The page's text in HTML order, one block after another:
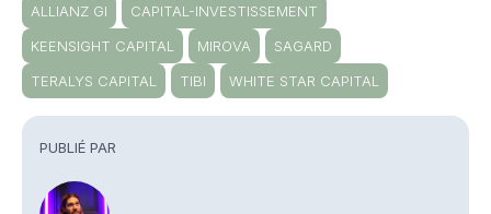
PUBLIÉ PAR
ALLIANZ GI
CAPITAL-INVESTISSEMENT
KEENSIGHT CAPITAL
MIROVA
SAGARD
TERALYS CAPITAL
TIBI WHITE STAR CAPITAL